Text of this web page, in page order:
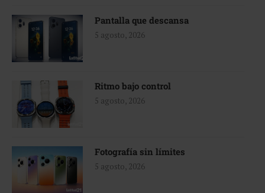
Pantalla que descansa
5 agosto, 2026
Ritmo bajo control
5 agosto, 2026
Fotografía sin límites
5 agosto, 2026